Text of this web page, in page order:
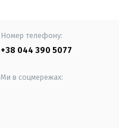
Номер телефону:
+38 044 390 5077
Ми в соцмережах: